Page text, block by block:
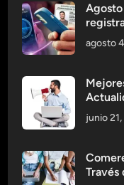
agosto
junio
Través